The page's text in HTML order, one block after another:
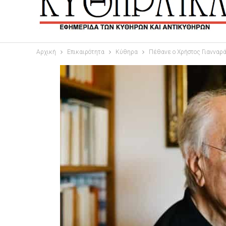
Αρχική Επικαιρότητα Κύθηρα Πέθανε ο Χρήστος